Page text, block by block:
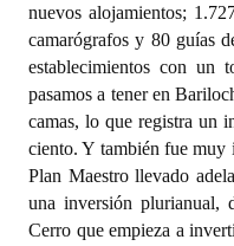
nuevos alojamientos;
camarógrafos y 80 guías
establecimientos con un
pasamos a tener en
camas, lo que registra un
ciento. Y también fue muy
Plan Maestro llevado
una inversión plurianual,
Cerro que empieza a